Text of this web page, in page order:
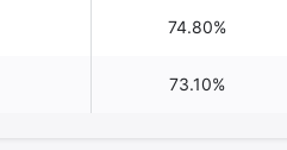
74.80%
73.10%